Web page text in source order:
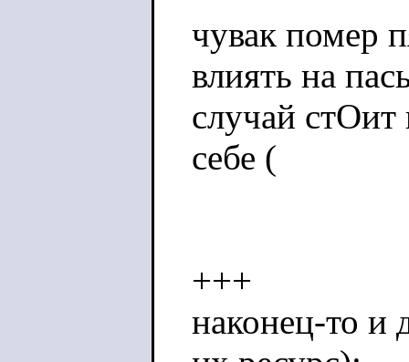
чувак помер
влиять на
случай стОит
себе (
+++
наконец-то и